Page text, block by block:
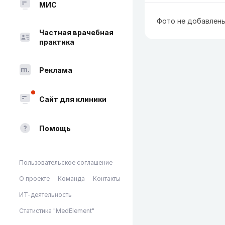
МИС
Частная врачебная
практика
Реклама
Сайт для клиники
Помощь
Пользовательское соглашение
О проекте Команда Контакты
ИТ-деятельность
Статистика "MedElement"
Фото не